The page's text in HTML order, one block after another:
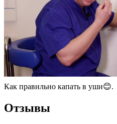
Как правильно капать в уши😊.
Отзывы